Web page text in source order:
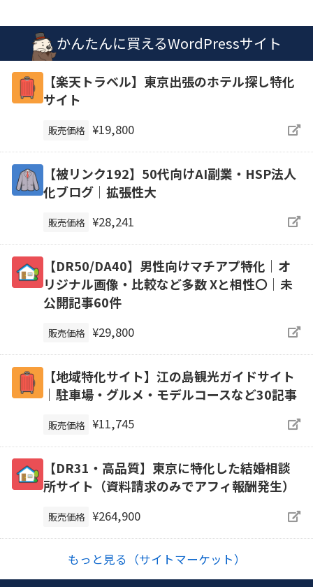
かんたんに買えるWordPressサイト
【楽天トラベル】東京出張のホテル探し特化
サイト
販売価格 ¥19,800
【被リンク192】50代向けAI副業・HSP法人
化ブログ｜拡張性大
販売価格 ¥28,241
【DR50/DA40】男性向けマチアプ特化｜オ
リジナル画像・比較など多数 Xと相性〇｜未
公開記事60件
販売価格 ¥29,800
【地域特化サイト】江の島観光ガイドサイト
｜駐車場・グルメ・モデルコースなど30記事
販売価格 ¥11,745
【DR31・高品質】東京に特化した結婚相談
所サイト（資料請求のみでアフィ報酬発生）
販売価格 ¥264,900
もっと見る（サイトマーケット）